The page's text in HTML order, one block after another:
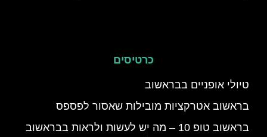
כרטיסים
טיולי אופניים בבראשוב
בראשוב אטרקציות מובילות שאסור לפספס
בראשוב טופ 10 – מה יש לעשות ולראות בבראשוב